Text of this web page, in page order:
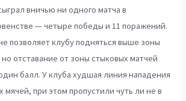
вничью ни одного матча в
— четыре победы и 11 поражений.
позволяет клубу подняться выше зоны
отставание от зоны стыковых матчей
балл. У клуба худшая линия нападения
мячей, при этом пропустили чуть ли не в